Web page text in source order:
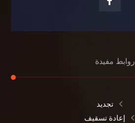
روابط مفيدة
تجديد
إعادة تسقيف